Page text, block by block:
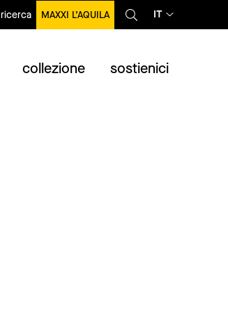
ricerca MAXXI L’AQUILA IT
collezione sostienici